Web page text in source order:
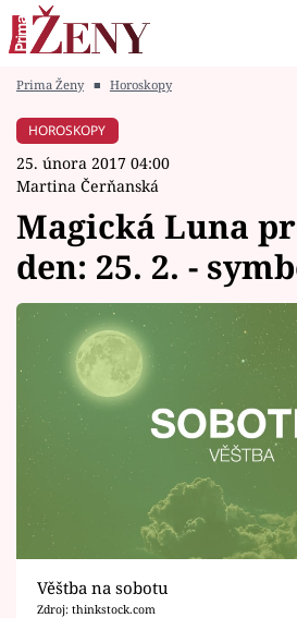
Módní alarm
Témata
Celebrity
Vztahy
Seriály
Horoskopy
Sledujte prima+
Filmový festival Karlovy
Prima Ženy ■ Horoskopy
HOROSKOPY
25. února 2017 04:00
Martina Čerňanská
Magická Luna
den: 25. 2. -
Věštba na sobotu
Zdroj: thinkstock.com